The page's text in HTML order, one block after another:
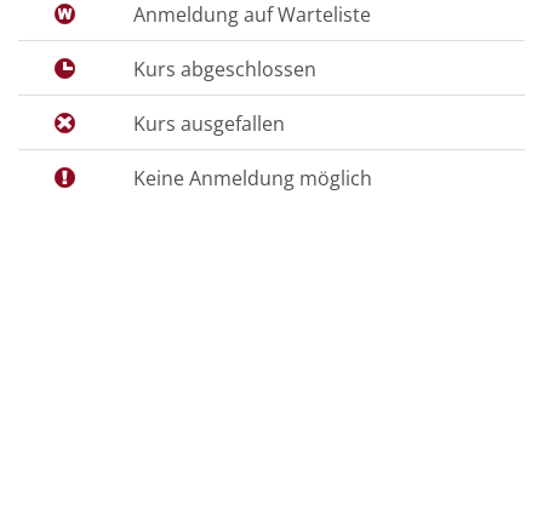
Anmeldung auf Warteliste
Kurs abgeschlossen
Kurs ausgefallen
Keine Anmeldung möglich